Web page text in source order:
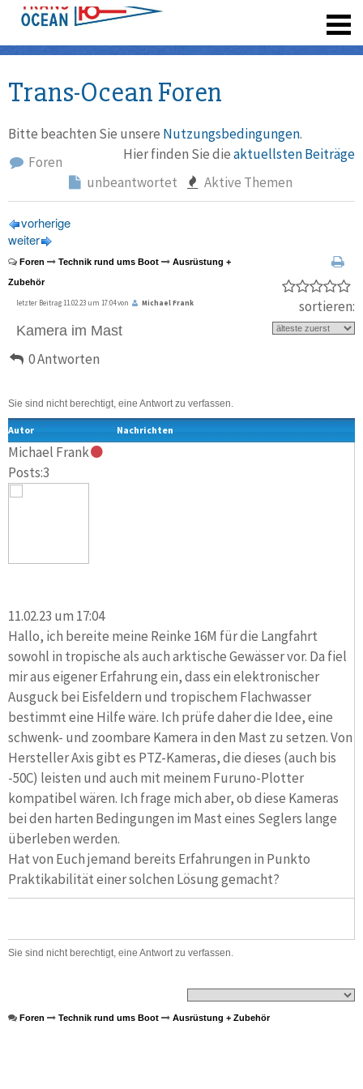
Trans-Ocean Foren
Bitte beachten Sie unsere Nutzungsbedingungen.
Hier finden Sie dieaktuellsten Beiträge
Foren
unbeantwortet
Aktive Themen
vorherige
weiter
Foren Technik rund ums Boot Ausrüstung +
Zubehör
letzter Beitrag 11.02.23 um 17:04 von Michael Frank
Kamera im Mast
0 Antworten
sortieren:
Sie sind nicht berechtigt, eine Antwort zu verfassen.
Autor Nachrichten
Michael Frank
Posts:3
11.02.23 um 17:04
Hallo, ich bereite meine Reinke 16M für die Langfahrt
sowohl in tropische als auch arktische Gewässer vor. Da fiel
mir aus eigener Erfahrung ein, dass ein elektronischer
Ausguck bei Eisfeldern und tropischem Flachwasser
bestimmt eine Hilfe wäre. Ich prüfe daher die Idee, eine
schwenk- und zoombare Kamera in den Mast zu setzen. Von
Hersteller Axis gibt es PTZ-Kameras, die dieses (auch bis
-50C) leisten und auch mit meinem Furuno-Plotter
kompatibel wären. Ich frage mich aber, ob diese Kameras
bei den harten Bedingungen im Mast eines Seglers lange
überleben werden.
Hat von Euch jemand bereits Erfahrungen in Punkto
Praktikabilität einer solchen Lösung gemacht?
Sie sind nicht berechtigt, eine Antwort zu verfassen.
Foren Technik rund ums Boot Ausrüstung + Zubehör